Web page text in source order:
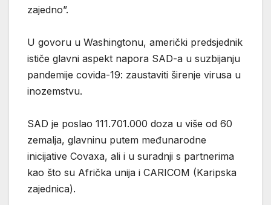
zajedno”.
U govoru u Washingtonu, američki predsjednik
ističe glavni aspekt napora SAD-a u suzbijanju
pandemije covida-19: zaustaviti širenje virusa u
inozemstvu.
SAD je poslao 111.701.000 doza u više od 60
zemalja, glavninu putem međunarodne
inicijative Covaxa, ali i u suradnji s partnerima
kao što su Afrička unija i CARICOM (Karipska
zajednica).